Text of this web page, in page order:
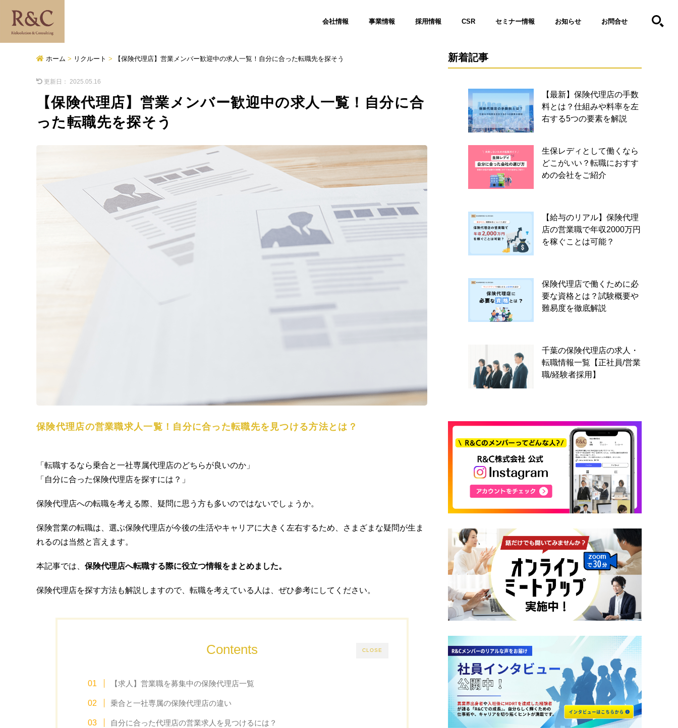
会社情報 事業情報 採用情報 CSR セミナー情報 お知らせ お問合せ
ホーム > リクルート > 【保険代理店】営業メンバー歓迎中の求人一覧！自分に合った転職先を探そう
更新日： 2025.05.16
【保険代理店】営業メンバー歓迎中の求人一覧！自分に合
った転職先を探そう
保険代理店の営業職求人一覧！自分に合った転職先を見つける方法とは？
「転職するなら乗合と一社専属代理店のどちらが良いのか」
「自分に合った保険代理店を探すには？」
保険代理店への転職を考える際、疑問に思う方も多いのではないでしょうか。
保険営業の転職は、選ぶ保険代理店が今後の生活やキャリアに大きく左右するため、さまざまな疑問が生ま
れるのは当然と言えます。
本記事では、 保険代理店へ転職する際に役立つ情報をまとめました。
保険代理店を探す方法も解説しますので、転職を考えている人は、ぜひ参考にしてください。
CLOSE
Contents
【求人】営業職を募集中の保険代理店一覧
乗合と一社専属の保険代理店の違い
自分に合った代理店の営業求人を見つけるには？
新着記事
【最新】保険代理店の手数
料とは？仕組みや料率を左
右する5つの要素を解説
生保レディとして働くなら
どこがいい？転職におすす
めの会社をご紹介
【給与のリアル】保険代理
店の営業職で年収2000万円
を稼ぐことは可能？
保険代理店で働くために必
要な資格とは？試験概要や
難易度を徹底解説
千葉の保険代理店の求人・
転職情報一覧【正社員/営業
職/経験者採用】